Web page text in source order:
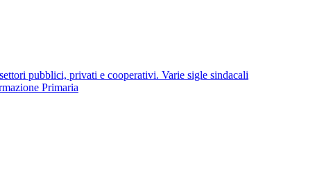
pubblici, privati e cooperativi. Varie sigle sindacali
Primaria